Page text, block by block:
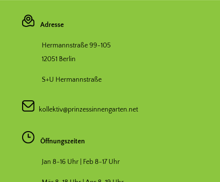
Adresse
Hermannstraße 99-105
12051 Berlin
S+U Hermannstraße
kollektiv@prinzessinnengarten.net
Öffnungszeiten
Jan 8-16 Uhr | Feb 8-17 Uhr